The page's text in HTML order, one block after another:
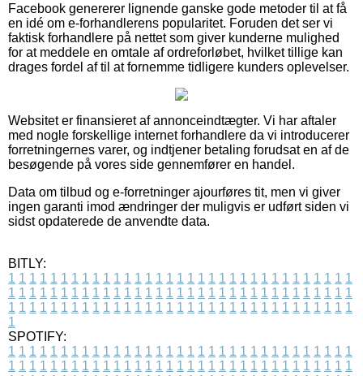
Facebook genererer lignende ganske gode metoder til at få
en idé om e-forhandlerens popularitet. Foruden det ser vi
faktisk forhandlere på nettet som giver kunderne mulighed
for at meddele en omtale af ordreforløbet, hvilket tillige kan
drages fordel af til at fornemme tidligere kunders oplevelser.
Websitet er finansieret af annonceindtægter. Vi har aftaler
med nogle forskellige internet forhandlere da vi introducerer
forretningernes varer, og indtjener betaling forudsat en af de
besøgende på vores side gennemfører en handel.
Data om tilbud og e-forretninger ajourføres tit, men vi giver
ingen garanti imod ændringer der muligvis er udført siden vi
sidst opdaterede de anvendte data.
BITLY:
1 1 1 1 1 1 1 1 1 1 1 1 1 1 1 1 1 1 1 1 1 1 1 1 1 1 1 1 1 1 1 1 1
1 1 1 1 1 1 1 1 1 1 1 1 1 1 1 1 1 1 1 1 1 1 1 1 1 1 1 1 1 1 1 1 1
1 1 1 1 1 1 1 1 1 1 1 1 1 1 1 1 1 1 1 1 1 1 1 1 1 1 1 1 1 1 1 1 1
1
SPOTIFY:
1 1 1 1 1 1 1 1 1 1 1 1 1 1 1 1 1 1 1 1 1 1 1 1 1 1 1 1 1 1 1 1 1
1 1 1 1 1 1 1 1 1 1 1 1 1 1 1 1 1 1 1 1 1 1 1 1 1 1 1 1 1 1 1 1 1